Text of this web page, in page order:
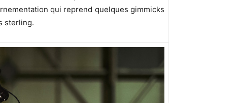
qui reprend quelques gimmicks
sterling.